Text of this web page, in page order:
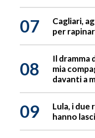
07
Cagliari,
per
08
Il dramma
mia
davanti a
09
Lula, i
hanno